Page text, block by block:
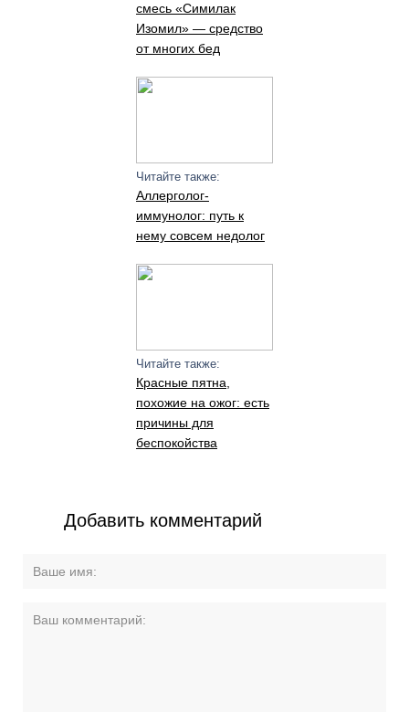
смесь «Симилак
Изомил» — средство
от многих бед
Читайте также:
Аллерголог-
иммунолог: путь к
нему совсем недолог
Читайте также:
Красные пятна,
похожие на ожог: есть
причины для
беспокойства
Добавить комментарий